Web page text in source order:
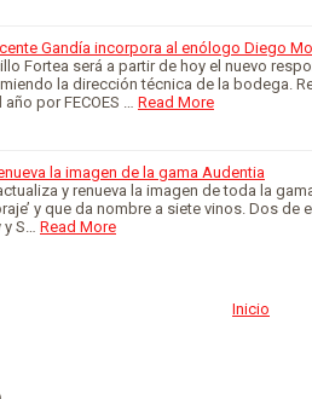
Gandía incorpora al enólogo Diego
Fortea será a partir de hoy el nuevo
la dirección técnica de la bodega.
por FECOES …
Read More
la imagen de la gama Audentia
y renueva la imagen de toda la
y que da nombre a siete vinos. Dos
S…
Read More
Inicio